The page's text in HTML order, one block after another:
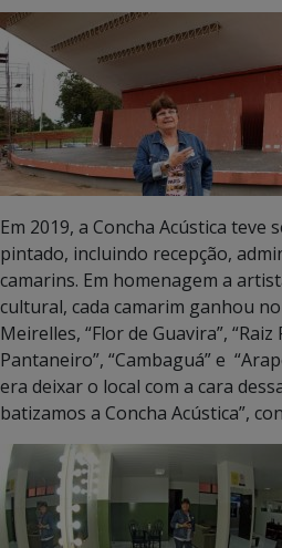
Em 2019, a Concha Acústica
pintado, incluindo recepção,
camarins. Em homenagem a
cultural, cada camarim ganhou
Meirelles, “Flor de Guavira”, “Raiz
Pantaneiro”, “Cambaguá” e
era deixar o local com a cara
batizamos a Concha Acústica”,